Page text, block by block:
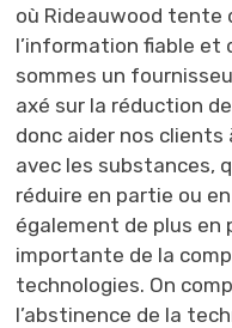
où Rideauwood tente
l’information fiable et
sommes un
axé sur la réduction
donc aider nos
avec les substances,
réduire en partie ou
également de plus en
importante de la
technologies. On
l’abstinence de la